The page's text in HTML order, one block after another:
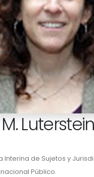
Luterstein
Interina de Sujetos y
Público.